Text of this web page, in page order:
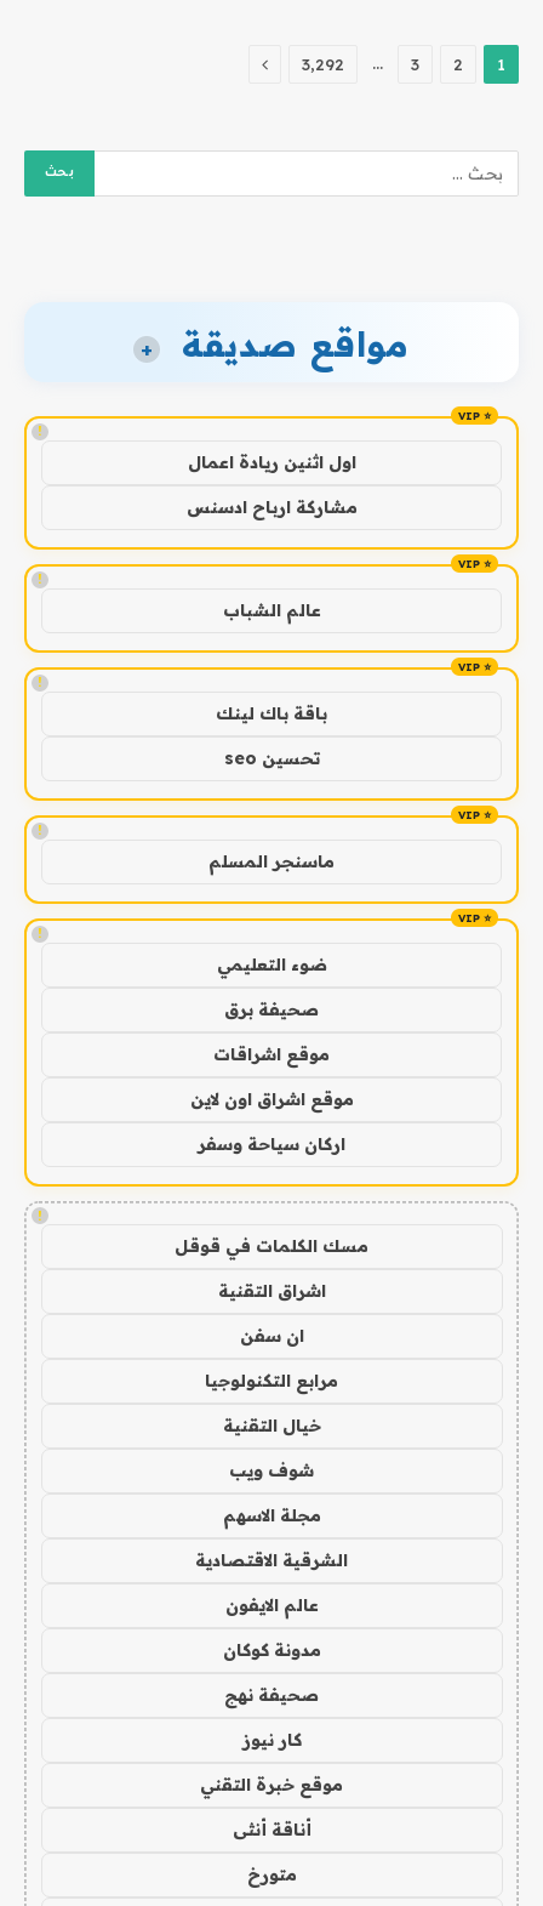
1
2
3
… 3٬292 التالي
مواقع صديقة +
!
اول اثنين ريادة اعمال
مشاركة ارباح ادسنس
!
عالم الشباب
!
باقة باك لينك
تحسين seo
!
ماسنجر المسلم
!
ضوء التعليمي
صحيفة برق
موقع اشراقات
موقع اشراق اون لاين
اركان سياحة وسفر
!
مسك الكلمات في قوقل
اشراق التقنية
ان سفن
مرابع التكنولوجيا
خيال التقنية
شوف ويب
مجلة الاسهم
الشرقية الاقتصادية
عالم الايفون
مدونة كوكان
صحيفة نهج
كار نيوز
موقع خبرة التقني
أناقة أنثى
متورخ